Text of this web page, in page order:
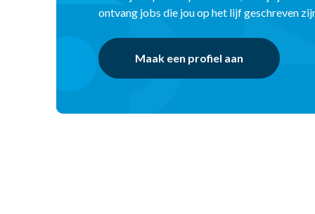
ontvang jobs die jou op het lijf geschreven
Maak een profiel aan